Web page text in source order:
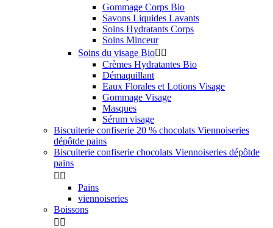
Gommage Corps Bio
Savons Liquides Lavants
Soins Hydratants Corps
Soins Minceur
Soins du visage Bio 
Crèmes Hydratantes Bio
Démaquillant
Eaux Florales et Lotions Visage
Gommage Visage
Masques
Sérum visage
Biscuiterie confiserie 20 % chocolats Viennoiseries
dépôtde pains
Biscuiterie confiserie chocolats Viennoiseries dépôtde
pains
 
Pains
viennoiseries
Boissons
 